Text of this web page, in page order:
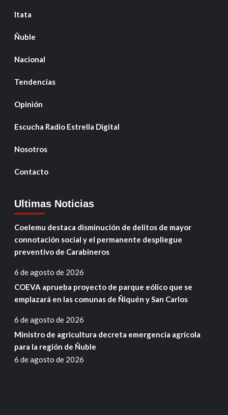
Itata
Ñuble
Nacional
Tendencias
Opinión
Escucha Radio Estrella Digital
Nosotros
Contacto
Ultimas Noticias
Coelemu destaca disminución de delitos de mayor
connotación social y el permanente despliegue
preventivo de Carabineros
6 de agosto de 2026
COEVA aprueba proyecto de parque eólico que se
emplazará en las comunas de Ñiquén y San Carlos
6 de agosto de 2026
Ministro de agricultura decreta emergencia agrícola
para la región de Ñuble
6 de agosto de 2026